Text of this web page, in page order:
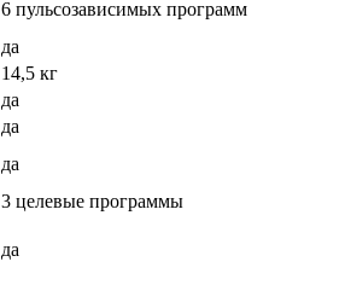
6 пульсозависимых программ
да
14,5 кг
да
да
да
3 целевые программы
да